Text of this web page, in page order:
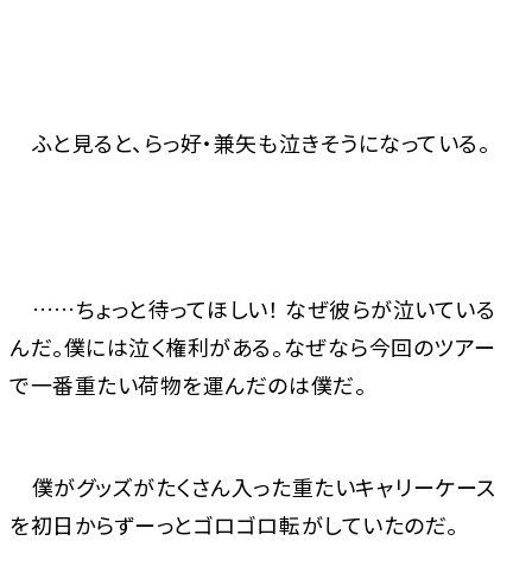
ふと見ると、らっ好・兼矢も泣きそうになっている。
……ちょっと待ってほしい！ なぜ彼らが泣いている
んだ。僕には泣く権利がある。なぜなら今回のツアー
で一番重たい荷物を運んだのは僕だ。
僕がグッズがたくさん入った重たいキャリーケース
を初日からずーっとゴロゴロ転がしていたのだ。